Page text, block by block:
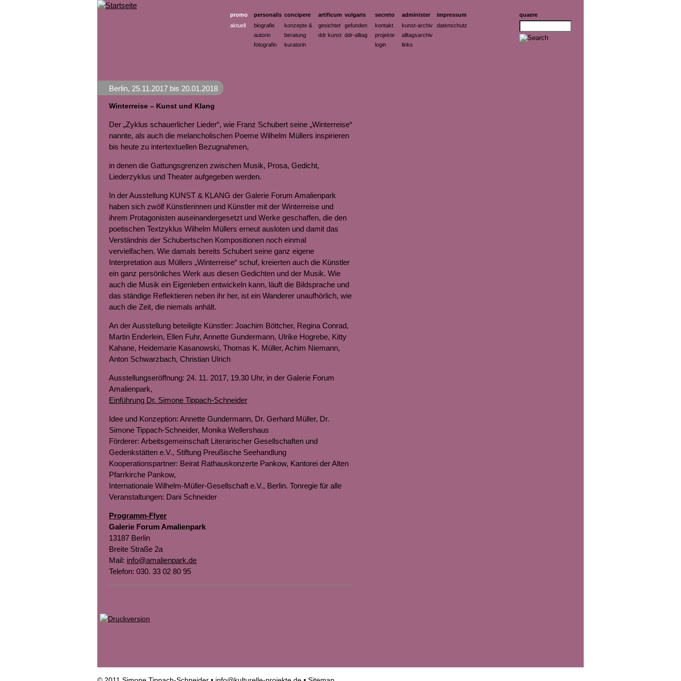
promo
aktuell
personalis
biografie
autorin
fotografin
concipere
konzepte &
beratung
kuratorin
artificum
gesichtet
ddr kunst
vulgaris
gefunden
ddr-alltag
secreto
kontakt
projekte
login
administer
kunst-archiv
alltagsarchiv
links
impressum
datenschutz
quaere
Berlin, 25.11.2017 bis 20.01.2018
Winterreise – Kunst und Klang
Der „Zyklus schauerlicher Lieder“, wie Franz Schubert seine „Winterreise“
nannte, als auch die melancholischen Poeme Wilhelm Müllers inspirieren
bis heute zu intertextuellen Bezugnahmen,
in denen die Gattungsgrenzen zwischen Musik, Prosa, Gedicht,
Liederzyklus und Theater aufgegeben werden.
In der Ausstellung KUNST & KLANG der Galerie Forum Amalienpark
haben sich zwölf Künstlerinnen und Künstler mit der Winterreise und
ihrem Protagonisten auseinandergesetzt und Werke geschaffen, die den
poetischen Textzyklus Wilhelm Müllers erneut ausloten und damit das
Verständnis der Schubertschen Kompositionen noch einmal
vervielfachen. Wie damals bereits Schubert seine ganz eigene
Interpretation aus Müllers „Winterreise“ schuf, kreierten auch die Künstler
ein ganz persönliches Werk aus diesen Gedichten und der Musik. Wie
auch die Musik ein Eigenleben entwickeln kann, läuft die Bildsprache und
das ständige Reflektieren neben ihr her, ist ein Wanderer unaufhörlich, wie
auch die Zeit, die niemals anhält.
An der Ausstellung beteiligte Künstler: Joachim Böttcher, Regina Conrad,
Martin Enderlein, Ellen Fuhr, Annette Gundermann, Ulrike Hogrebe, Kitty
Kahane, Heidemarie Kasanowski, Thomas K. Müller, Achim Niemann,
Anton Schwarzbach, Christian Ulrich
Ausstellungseröffnung: 24. 11. 2017, 19.30 Uhr, in der Galerie Forum
Amalienpark,
Einführung Dr. Simone Tippach-Schneider
Idee und Konzeption: Annette Gundermann, Dr. Gerhard Müller, Dr.
Simone Tippach-Schneider, Monika Wellershaus
Förderer: Arbeitsgemeinschaft Literarischer Gesellschaften und
Gedenkstätten e.V., Stiftung Preußische Seehandlung
Kooperationspartner: Beirat Rathauskonzerte Pankow, Kantorei der Alten
Pfarrkirche Pankow,
Internationale Wilhelm-Müller-Gesellschaft e.V., Berlin. Tonregie für alle
Veranstaltungen: Dani Schneider
Programm-Flyer
Galerie Forum Amalienpark
13187 Berlin
Breite Straße 2a
Mail: info@amalienpark.de
Telefon: 030. 33 02 80 95